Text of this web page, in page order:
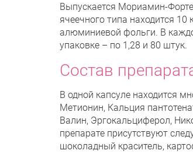
Выпускается Мориамин-
ячеечного типа находится
алюминиевой фольги. В
упаковке – по 1,28 и 80 штук.
Состав
В одной капсуле находится
Метионин, Кальция
Валин, Эргокальциферол,
препарате присутствуют
шоколадный краситель,